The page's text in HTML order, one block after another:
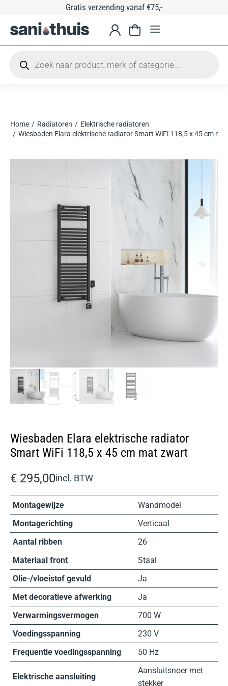
Gratis verzending vanaf €75,-
Je bent hier:
Home Radiatoren
Elektrische radiatoren
Wiesbaden Elara elektrische radiator Smart WiFi 118,5 x 45 cm
Wiesbaden Elara elektrische radiator
Smart WiFi 118,5 x 45 cm mat zwart
€ 295,00incl. BTW
Montagewijze
Wandmodel
Montagerichting
Verticaal
Aantal ribben
26
Materiaal front
Staal
Olie-/vloeistof gevuld
Ja
Met decoratieve afwerking
Ja
Verwarmingsvermogen
700 W
Voedingsspanning
230 V
Frequentie voedingsspanning
50 Hz
Elektrische aansluiting
Aansluitsnoer met
stekker